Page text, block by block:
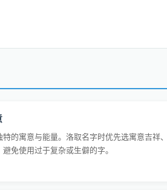
特的寓意与能量。洛取名字时优先选寓意吉祥
免使用过于复杂或生僻的字。